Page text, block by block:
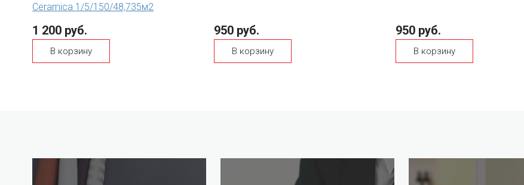
Ceramica 1/5/150/48,735м2
1 200 руб.
В корзину
950 руб.
В корзину
950 руб.
В корзину